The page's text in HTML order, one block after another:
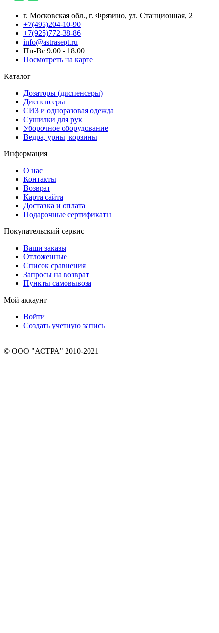
г. Московская обл., г. Фрязино, ул. Станционная, 2
+7(495)204-10-90
+7(925)772-38-86
info@astrasept.ru
Пн-Вс 9.00 - 18.00
Посмотреть на карте
Каталог
Дозаторы (диспенсеры)
Диспенсеры
СИЗ и одноразовая одежда
Сушилки для рук
Уборочное оборудование
Ведра, урны, корзины
Информация
О нас
Контакты
Возврат
Карта сайта
Доставка и оплата
Подарочные сертификаты
Покупательский сервис
Ваши заказы
Отложенные
Список сравнения
Запросы на возврат
Пункты самовывоза
Мой аккаунт
Войти
Создать учетную запись
© ООО "АСТРА" 2010-2021